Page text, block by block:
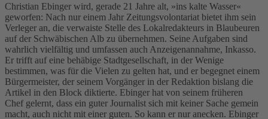
Christian Ebinger wird, gerade 21 Jahre alt, »ins kalte Wasser«
geworfen: Nach nur einem Jahr Zeitungsvolontariat bietet ihm sein
Verleger an, die verwaiste Stelle des Lokalredakteurs in Blaubeuren
auf der Schwäbischen Alb zu übernehmen. Seine Aufgaben sind
wahrlich vielfältig und umfassen auch Anzeigenannahme, Inkasso.
Er trifft auf eine behäbige Stadtgesellschaft, in der Wenige
bestimmen, was für die Vielen zu gelten hat, und er begegnet einem
Bürgermeister, der seinem Vorgänger in der Redaktion bislang die
Artikel in den Block diktierte. Ebinger hat von seinem früheren
Chef gelernt, dass ein guter Journalist sich mit keiner Sache gemein
macht, auch nicht mit einer guten. So kann er nur anecken. Ebinger